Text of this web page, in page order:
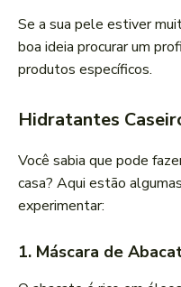
Se a sua pele estiver
boa ideia procurar um
produtos específicos.
Hidratantes
Você sabia que pode
casa? Aqui estão
experimentar:
1. Máscara de